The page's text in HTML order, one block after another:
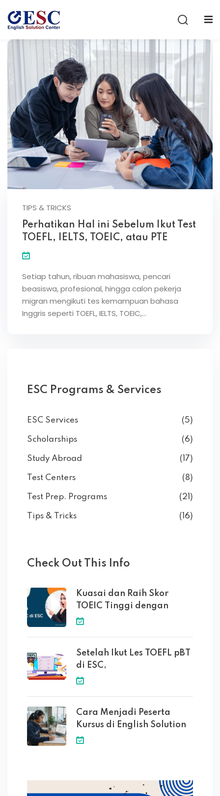
TIPS & TRICKS
Perhatikan Hal ini Sebelum Ikut Test
TOEFL, IELTS, TOEIC, atau PTE
Setiap tahun, ribuan mahasiswa, pencari
beasiswa, profesional, hingga calon pekerja
migran mengikuti tes kemampuan bahasa
Inggris seperti TOEFL, IELTS, TOEIC,…
ESC Programs & Services
ESC Services (5)
Scholarships (6)
Study Abroad (17)
Test Centers (8)
Test Prep. Programs (21)
Tips & Tricks (16)
Check Out This Info
Kuasai dan Raih Skor
TOEIC Tinggi dengan
Setelah Ikut Les TOEFL pBT
di ESC,
Cara Menjadi Peserta
Kursus di English Solution
Sign in
Don’t have an account?
Remember me Lost your password?